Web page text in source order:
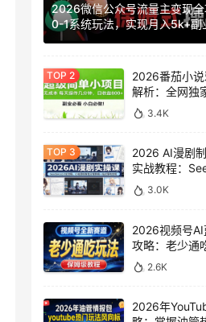
2026微信公众号流量主变现
0-1系统玩法，实现月入5k+副
2026番茄小
解析：全网独
老项目，助你
500+稿费收益
3.4K
2026 AI漫剧
实战教程：
2.0即梦视频生
授权教学
3.0K
2026视频号
攻略：老少通
基础保姆级副
2.6K
2026年